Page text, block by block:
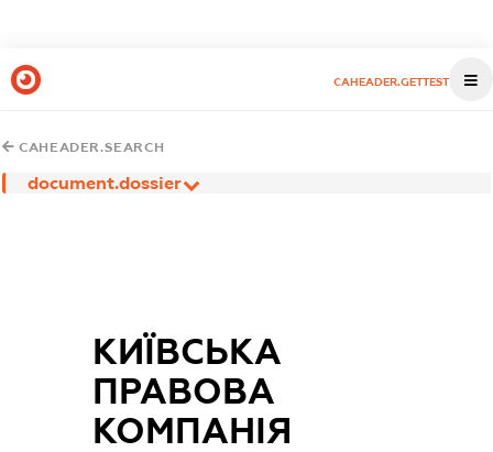
CAHEADER.GETTEST
CAHEADER.SEARCH
document.dossier
КИЇВСЬКА
ПРАВОВА
КОМПАНІЯ